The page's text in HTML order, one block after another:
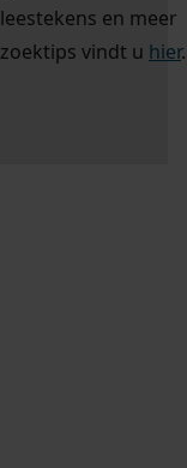
leestekens en meer
zoektips vindt u hier.